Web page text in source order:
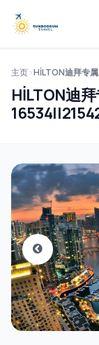
主页 HİLTON迪拜专
HİLTON迪